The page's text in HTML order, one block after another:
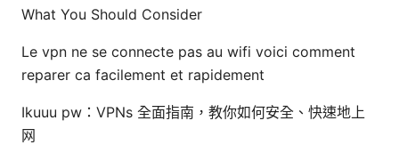
What You Should Consider
Le vpn ne se connecte pas au wifi voici comment
reparer ca facilement et rapidement
Ikuuu pw：VPNs 全面指南，教你如何安全、快速地上
网